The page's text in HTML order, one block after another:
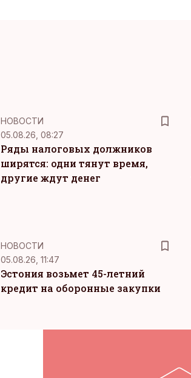
НОВОСТИ
05.08.26, 08:27
Ряды налоговых должников
ширятся: одни тянут время,
другие ждут денег
НОВОСТИ
05.08.26, 11:47
Эстония возьмет 45-летний
кредит на оборонные закупки